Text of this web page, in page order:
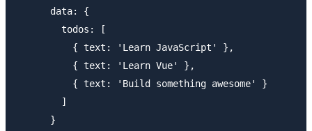
      data: {
        todos: [
          { text: 'Learn JavaScript' },
          { text: 'Learn Vue' },
          { text: 'Build something awesome' }
        ]
      }